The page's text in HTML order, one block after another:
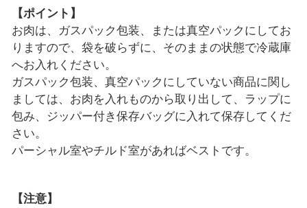
【ポイント】
お肉は、ガスパック包装、または真空パックにしてお
りますので、袋を破らずに、そのままの状態で冷蔵庫
へお入れください。
ガスパック包装、真空パックにしていない商品に関し
ましては、お肉を入れものから取り出して、ラップに
包み、ジッパー付き保存バッグに入れて保存してくだ
さい。
パーシャル室やチルド室があればベストです。
【注意】